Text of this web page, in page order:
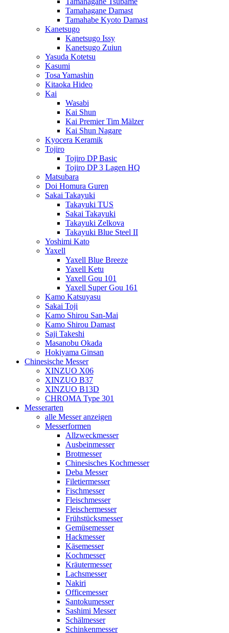
Tamahagane Damast
Tamahabe Kyoto Damast
Kanetsugo
Kanetsugo Issy
Kanetsugo Zuiun
Yasuda Kotetsu
Kasumi
Tosa Yamashin
Kitaoka Hideo
Kai
Wasabi
Kai Shun
Kai Premier Tim Mälzer
Kai Shun Nagare
Kyocera Keramik
Tojiro
Tojiro DP Basic
Tojiro DP 3 Lagen HQ
Matsubara
Doi Homura Guren
Sakai Takayuki
Takayuki TUS
Sakai Takayuki
Takayuki Zelkova
Takayuki Blue Steel II
Yoshimi Kato
Yaxell
Yaxell Blue Breeze
Yaxell Ketu
Yaxell Gou 101
Yaxell Super Gou 161
Kamo Katsuyasu
Sakai Toji
Kamo Shirou San-Mai
Kamo Shirou Damast
Saji Takeshi
Masanobu Okada
Hokiyama Ginsan
Chinesische Messer
XINZUO X06
XINZUO B37
XINZUO B13D
CHROMA Type 301
Messerarten
alle Messer anzeigen
Messerformen
Allzweckmesser
Ausbeinmesser
Brotmesser
Chinesisches Kochmesser
Deba Messer
Filetiermesser
Fischmesser
Fleischmesser
Fleischermesser
Frühstücksmesser
Gemüsemesser
Hackmesser
Käsemesser
Kochmesser
Kräutermesser
Lachsmesser
Nakiri
Officemesser
Santokumesser
Sashimi Messer
Schälmesser
Schinkenmesser